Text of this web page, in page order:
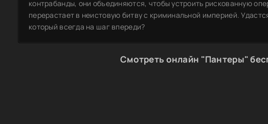
контрабанды, они объединяются, чтобы устроить рискованную
перерастает в неистовую битву с криминальной империей.
который всегда на шаг впереди?
Смотреть онлайн "Пантеры"